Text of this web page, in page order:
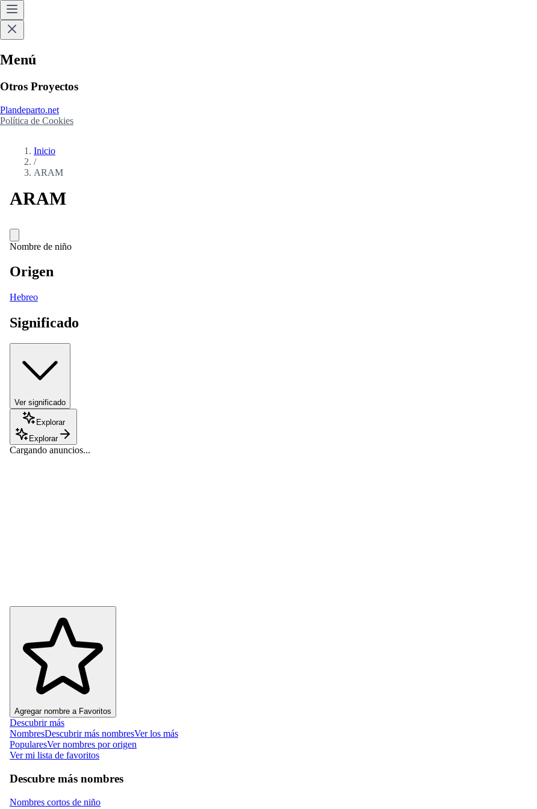
Menú
Otros Proyectos
Plandeparto.net
Política de Cookies
Inicio
/
ARAM
ARAM
Nombre de niño
Origen
Hebreo
Significado
Ver significado
Explorar
Explorar
Cargando anuncios...
Agregar nombre a Favoritos
Descubrir más
NombresDescubrir más nombresVer los más
PopularesVer nombres por origen
Ver mi lista de favoritos
Descubre más nombres
Nombres cortos de niño